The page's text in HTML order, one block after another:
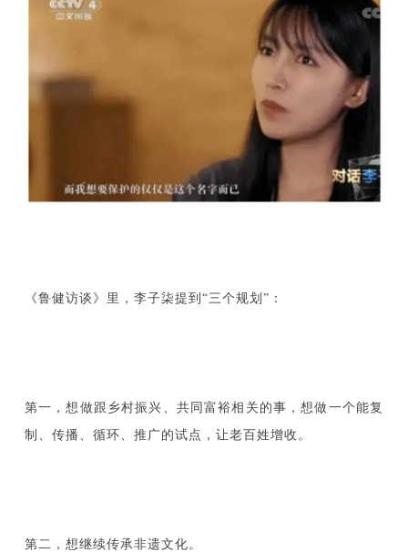
《鲁健访谈》里，李子柒提到“三个规划”：
第一，想做跟乡村振兴、共同富裕相关的事，想做一个能复
制、传播、循环、推广的试点，让老百姓增收。
第二，想继续传承非遗文化。